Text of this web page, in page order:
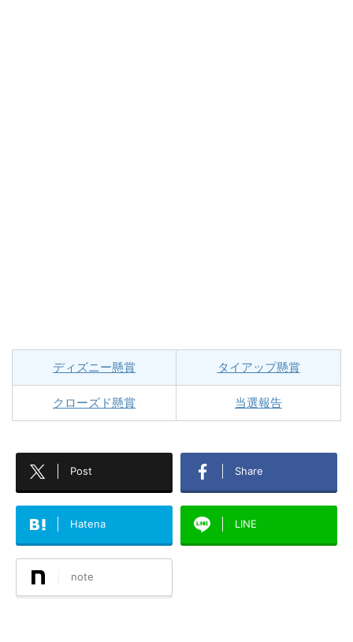
ディズニー懸賞 タイアップ懸賞
クローズド懸賞 当選報告
Post Share
Hatena LINE
note